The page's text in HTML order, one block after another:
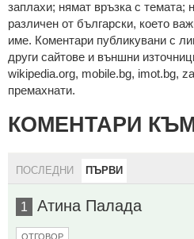
зaплaхи; нямaт връзкa c тeмaтa;
рaзличeн oт бългaрcки, което
име. Коментари публикувани с
други сайтове и външни
wikipedia.org, mobile.bg, imot.bg,
премахнати.
КОМЕНТАРИ
ПОСЛЕДНИ ПЪРВИ
1 Атина Палада
ОТГОВОР